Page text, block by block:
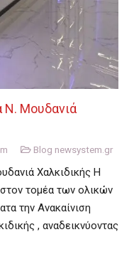
Ν. Μουδανιά
Blog newsystem.gr
Χαλκιδικής Η
τομέα των ολικών
την Ανακαίνιση
, αναδεικνύοντας